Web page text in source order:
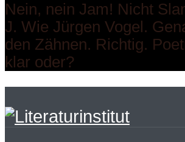
Nein, nein Jam! Nicht
J. Wie Jürgen Vogel.
den Zähnen. Richtig.
klar oder?